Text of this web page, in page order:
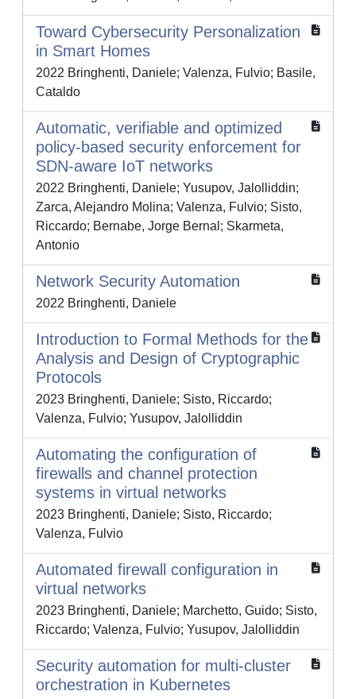
Toward Cybersecurity Personalization
in Smart Homes
2022 Bringhenti, Daniele; Valenza, Fulvio; Basile,
Cataldo
Automatic, verifiable and optimized
policy-based security enforcement for
SDN-aware IoT networks
2022 Bringhenti, Daniele; Yusupov, Jalolliddin;
Zarca, Alejandro Molina; Valenza, Fulvio; Sisto,
Riccardo; Bernabe, Jorge Bernal; Skarmeta,
Antonio
Network Security Automation
2022 Bringhenti, Daniele
Introduction to Formal Methods for the
Analysis and Design of Cryptographic
Protocols
2023 Bringhenti, Daniele; Sisto, Riccardo;
Valenza, Fulvio; Yusupov, Jalolliddin
Automating the configuration of
firewalls and channel protection
systems in virtual networks
2023 Bringhenti, Daniele; Sisto, Riccardo;
Valenza, Fulvio
Automated firewall configuration in
virtual networks
2023 Bringhenti, Daniele; Marchetto, Guido; Sisto,
Riccardo; Valenza, Fulvio; Yusupov, Jalolliddin
Security automation for multi-cluster
orchestration in Kubernetes